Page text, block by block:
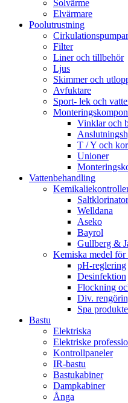
Solvärme
Elvärmare
Poolutrustning
Cirkulationspumpar
Filter
Liner och tillbehör
Ljus
Skimmer och
Avfuktare
Sport- lek och
Vinklar och
T / Y och
Unioner
Vattenbehandling
Welldana
Aseko
Bayrol
Gullberg &
Kemiska medel för
pH-reglering
Desinfektion
Flockning
Div.
Spa
Bastu
Elektriska
Elektriske
Kontrollpaneler
IR-bastu
Bastukabiner
Dampkabiner
Ånga